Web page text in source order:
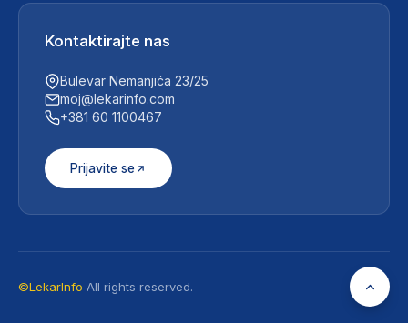
Kontaktirajte nas
Bulevar Nemanjića 23/25
moj@lekarinfo.com
+381 60 1100467
Prijavite se
©LekarInfo All rights reserved.